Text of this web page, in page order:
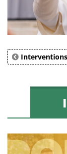
Interventions